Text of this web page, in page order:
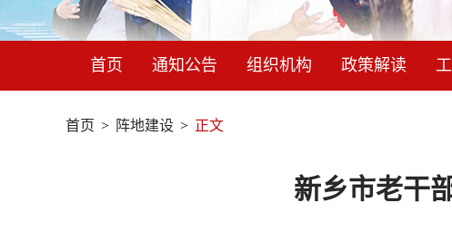
首页 通知公告 组织机构 政策解读
首页 > 阵地建设 > 正文
新乡市老干